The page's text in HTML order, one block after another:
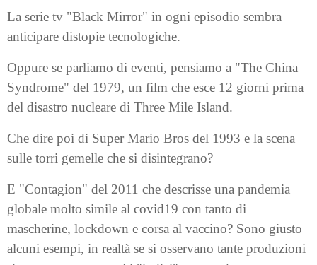
La serie tv "Black Mirror" in ogni episodio sembra
anticipare distopie tecnologiche.
Oppure se parliamo di eventi, pensiamo a "The China
Syndrome" del 1979, un film che esce 12 giorni prima
del disastro nucleare di Three Mile Island.
Che dire poi di Super Mario Bros del 1993 e la scena
sulle torri gemelle che si disintegrano?
E "Contagion" del 2011 che descrisse una pandemia
globale molto simile al covid19 con tanto di
mascherine, lockdown e corsa al vaccino? Sono giusto
alcuni esempi, in realtà se si osservano tante produzioni